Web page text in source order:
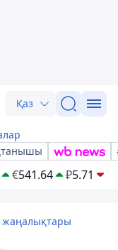
Қаз
€541.64 ₽5.71